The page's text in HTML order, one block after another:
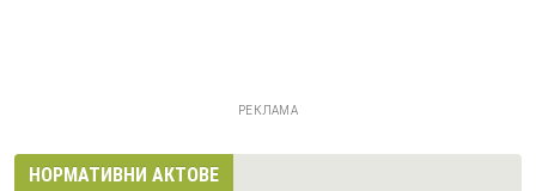
РЕКЛАМА
НОРМАТИВНИ АКТОВЕ